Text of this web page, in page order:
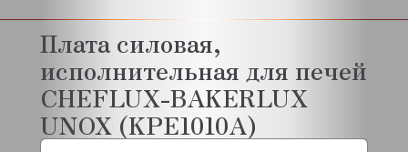
Плата силовая,
исполнительная для печей
CHEFLUX-BAKERLUX
UNOX (KPE1010A)